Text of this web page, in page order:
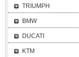
TRIUMPH
BMW
DUCATI
KTM